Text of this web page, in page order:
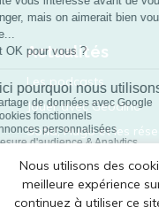
Actualités
Les podcasts
Jouer avec Géodino
Sofia, Hugo et les
Nous utilisons des
meilleure expérience
continuez à utiliser ce